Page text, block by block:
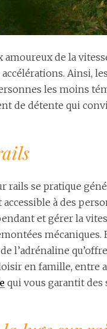
de la
Ainsi,
les moins
de détente qui
rails se pratique
à des
et gérer la
mécaniques.
en famille, entre
qui vous garantit des